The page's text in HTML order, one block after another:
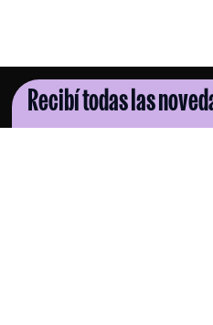
Recibí todas las